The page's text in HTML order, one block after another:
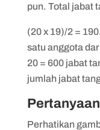
pun. Total jabat
(20 x 19)/2 =
satu anggota
20 = 600 jabat
jumlah jabat
Perhatikan